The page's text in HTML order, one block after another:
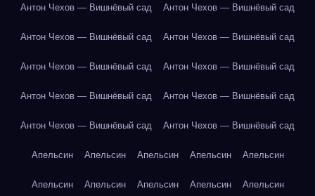
Антон Чехов — Вишнёвый сад Антон Чехов — Вишнёвый сад
Антон Чехов — Вишнёвый сад Антон Чехов — Вишнёвый сад
Антон Чехов — Вишнёвый сад Антон Чехов — Вишнёвый сад
Антон Чехов — Вишнёвый сад Антон Чехов — Вишнёвый сад
Антон Чехов — Вишнёвый сад Антон Чехов — Вишнёвый сад
Апельсин Апельсин Апельсин Апельсин Апельсин
Апельсин Апельсин Апельсин Апельсин Апельсин